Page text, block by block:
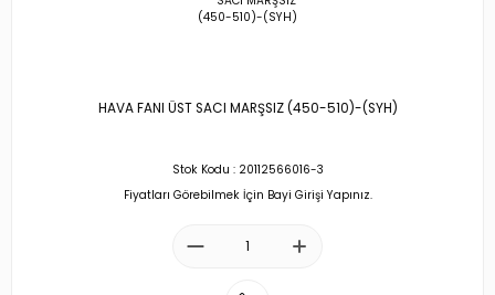
HAVA FANI ÜST SACI MARŞSIZ (450-510)-(SYH)
Stok Kodu : 20112566016-3
Fiyatları Görebilmek İçin Bayi Girişi Yapınız.